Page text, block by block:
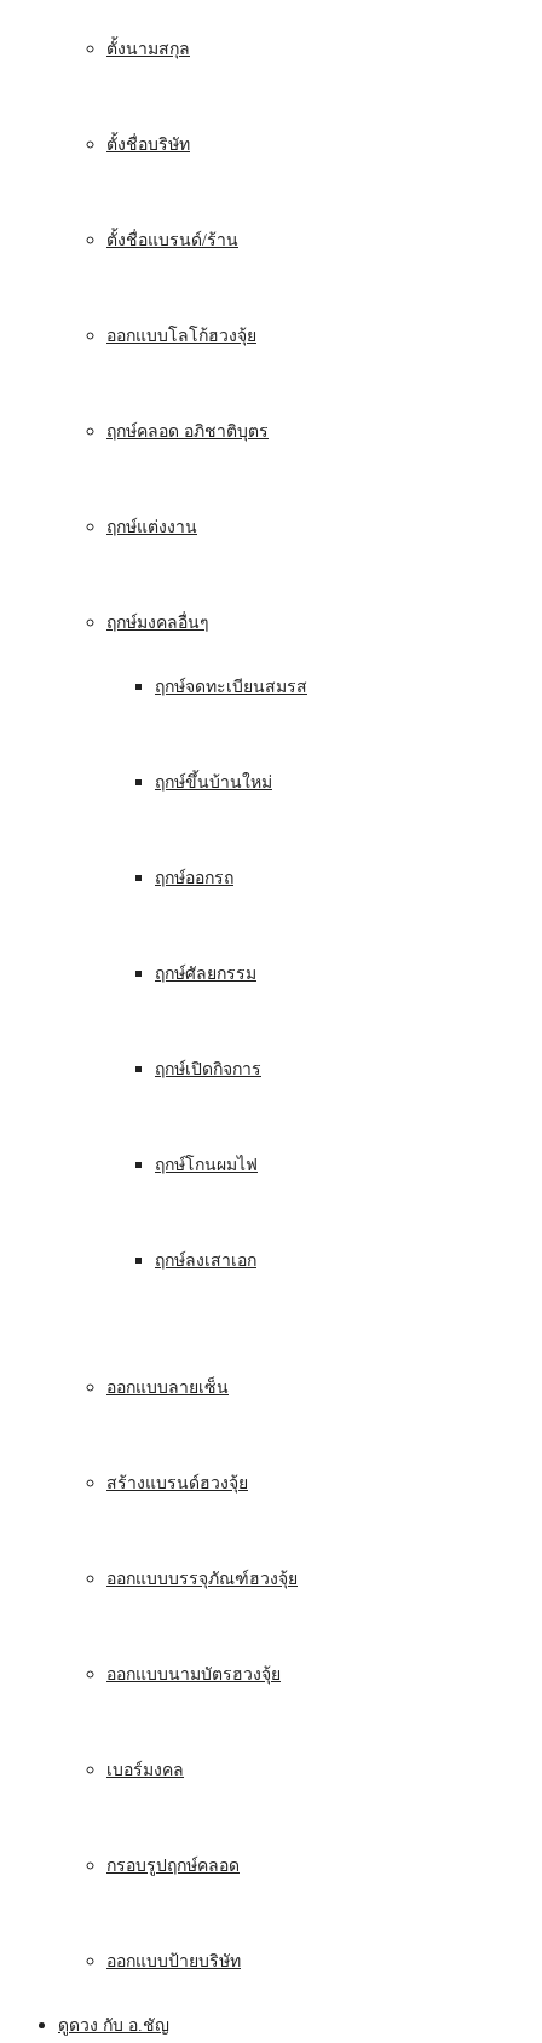
ตั้งนามสกุล
ตั้งชื่อบริษัท
ตั้งชื่อแบรนด์/ร้าน
ออกแบบโลโก้ฮวงจุ้ย
ฤกษ์คลอด อภิชาติบุตร
ฤกษ์แต่งงาน
ฤกษ์มงคลอื่นๆ
ฤกษ์จดทะเบียนสมรส
ฤกษ์ขึ้นบ้านใหม่
ฤกษ์ออกรถ
ฤกษ์ศัลยกรรม
ฤกษ์เปิดกิจการ
ฤกษ์โกนผมไฟ
ฤกษ์ลงเสาเอก
ออกแบบลายเซ็น
สร้างแบรนด์ฮวงจุ้ย
ออกแบบบรรจุภัณฑ์ฮวงจุ้ย
ออกแบบนามบัตรฮวงจุ้ย
เบอร์มงคล
กรอบรูปฤกษ์คลอด
ออกแบบป้ายบริษัท
ดูดวง กับ อ.ชัญ